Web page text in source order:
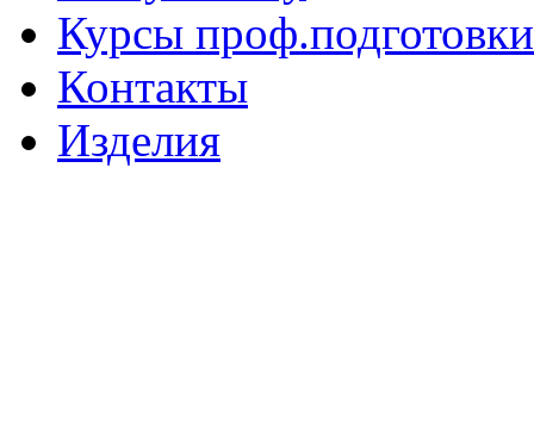
Курсы проф.подготовки
Контакты
Изделия